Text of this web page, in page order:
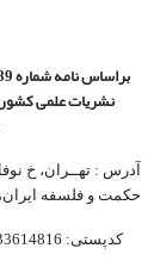
براساس نامه شماره 26953/11/3/89 در جلسة مورخ 31/6/89 کمیسیون
نشریات علمی
حکمت و فلسفه ایران،‌
کدپستی: 1133614816، تلفن: 66492169 - 021 نمابر: 66962700 - 021